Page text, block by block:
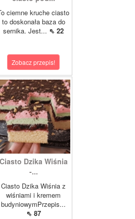
ciemne kruche ciasto
to doskonała baza do
sernika. Jest... ⇖ 22
Zobacz przepis!
Ciasto Dzika Wiśnia
-...
Ciasto Dzika Wiśnia z
wiśniami i kremem
budyniowymPrzepis...
⇖ 87